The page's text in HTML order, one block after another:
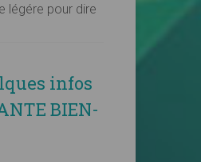
légére pour dire
infos
BIEN-